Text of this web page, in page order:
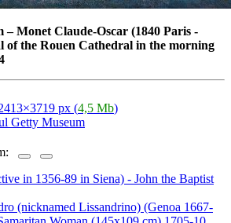
–Monet Claude-Oscar (1840 Paris -
of the Rouen Cathedral in the morning
px (4,5 Mb)
Getty Museum